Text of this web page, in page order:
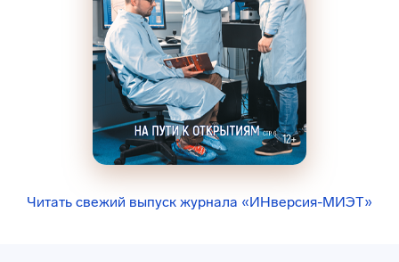
Читать свежий выпуск журнала «ИНверсия-МИЭТ»